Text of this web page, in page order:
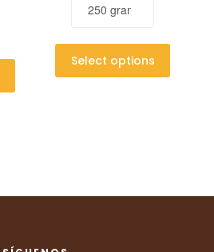
Select options